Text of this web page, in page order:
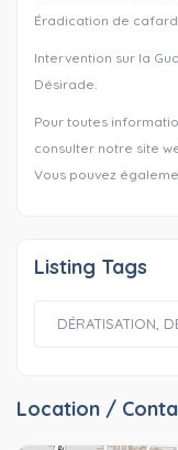
Éradication de
Intervention sur la
Désirade.
Pour toutes
consulter notre site
Vous pouvez
Listing Tags
DÉRATISATION,
Location /